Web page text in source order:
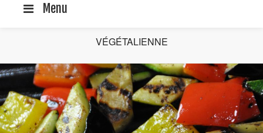
Menu
VÉGÉTALIENNE